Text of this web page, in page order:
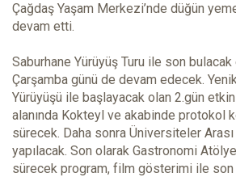
Çağdaş Yaşam Merkezi’nde düğün
devam etti.
Saburhane Yürüyüş Turu ile son
Çarşamba günü de devam edecek.
Yürüyüşü ile başlayacak olan 2.gün
alanında Kokteyl ve akabinde protokol
sürecek. Daha sonra Üniversiteler Arası
yapılacak. Son olarak Gastronomi
sürecek program, film gösterimi ile son